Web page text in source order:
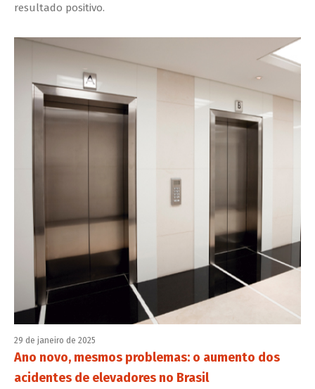
resultado positivo.
29 de janeiro de 2025
Ano novo, mesmos problemas: o aumento dos
acidentes de elevadores no Brasil